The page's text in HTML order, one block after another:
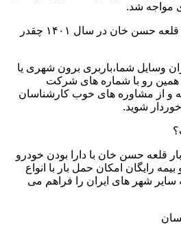
تعرفه های شرکت وانت بار قلعه حسن خان در سال ۱۴۰۱ چقدر
وسایل شما،باربری برون شهری یا
همین رو با شماره های شرکت
گرفته و از مشاوره های خوب کارشناسان
شوید.
قلعه حسن خان با دارا بودن خودرو
رایگان امکان حمل بار با انواع
شهر های ایران را فراهم می